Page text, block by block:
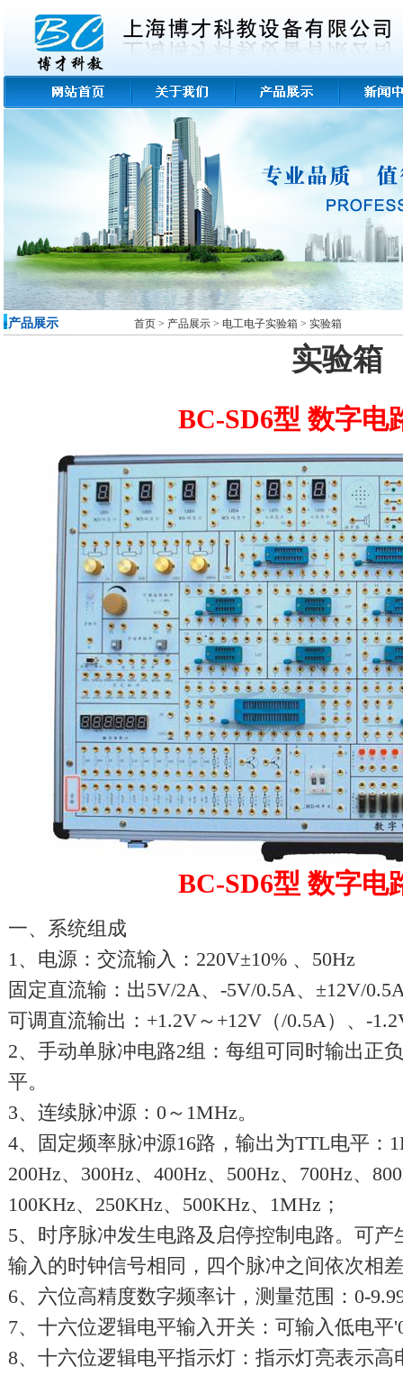
-产品展示 首页 > 产品展示 > 电工电子实验箱 > 实验箱
实验箱
BC-SD6型 数字电
BC-SD6型 数字电
一、系统组成
1、电源：交流输入：220V±10% 、50Hz
固定直流输：出5V/2A、-5V/0.5A、±12V/
可调直流输出：+1.2V～+12V（/0.5A）、-
2、手动单脉冲电路2组：每组可同时输出正
平。
3、连续脉冲源：0～1MHz。
4、固定频率脉冲源16路，输出为TTL电平：
200Hz、300Hz、400Hz、500Hz、700Hz、
100KHz、250KHz、500KHz、1MHz；
5、时序脉冲发生电路及启停控制电路。可
输入的时钟信号相同，四个脉冲之间依次相
6、六位高精度数字频率计，测量范围：0-
7、十六位逻辑电平输入开关：可输入低电平
8、十六位逻辑电平指示灯：指示灯亮表示高